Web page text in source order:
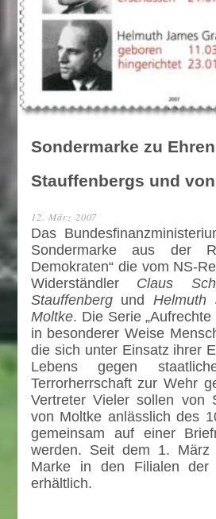
Sondermarke zu
Stauffenbergs und
12. März 2007
Das
Sondermarke aus der
Demokraten“ die vom NS-
Widerständler Claus
StauffenbergundHelmuth
Moltke. Die Serie „Aufrechte
in besonderer Weise
die sich unter Einsatz ihrer
Lebens gegen
Terrorherrschaft zur Wehr
Vertreter Vieler sollen von
von Moltke anlässlich des
gemeinsam auf einer
werden. Seit dem 1.
Marke in den Filialen der
erhältlich.